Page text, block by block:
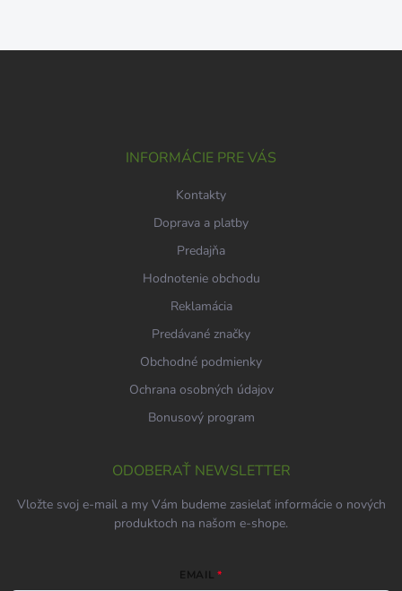
Z
INFORMÁCIE PRE VÁS
Kontakty
Doprava a platby
Predajňa
Hodnotenie obchodu
Reklamácia
Predávané značky
Obchodné podmienky
Ochrana osobných údajov
Bonusový program
ODOBERAŤ NEWSLETTER
Vložte svoj e-mail a my Vám budeme zasielať informácie o nových
produktoch na našom e-shope.
EMAIL